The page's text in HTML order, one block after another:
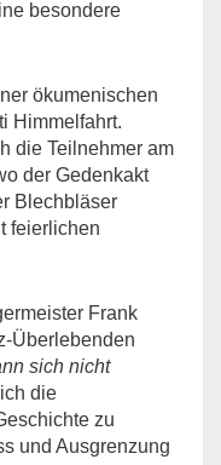
besondere
ökumenischen
Himmelfahrt.
die Teilnehmer am
der Gedenkakt
Blechbläser
feierlichen
Frank
Überlebenden
sich nicht
die
zu
und Ausgrenzung